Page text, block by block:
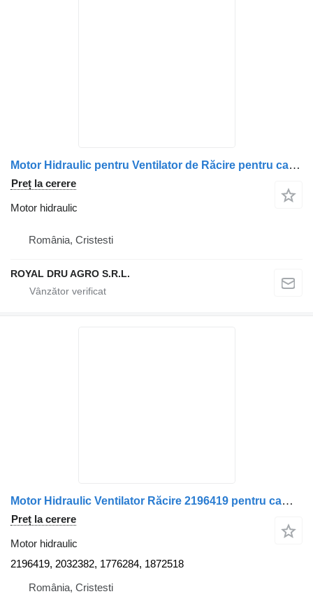
Motor Hidraulic pentru Ventilator de Răcire pentru camion Scania 470937 1764450
Preț la cerere
Motor hidraulic
România, Cristesti
ROYAL DRU AGRO S.R.L.
Motor Hidraulic Ventilator Răcire 2196419 pentru camion Scania
Preț la cerere
Motor hidraulic
2196419, 2032382, 1776284, 1872518
România, Cristesti